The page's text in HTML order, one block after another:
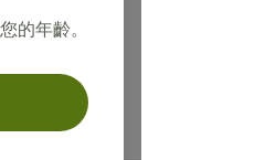
的年齡。